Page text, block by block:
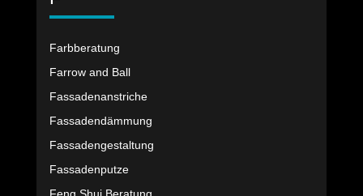
Farbberatung
Farrow and Ball
Fassadenanstriche
Fassadendämmung
Fassadengestaltung
Fassadenputze